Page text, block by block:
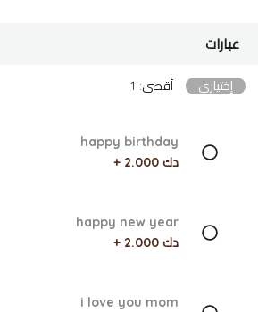
عبارات
إختياري أقصى: 1
happy birthday
دك 2.000 +
happy new year
دك 2.000 +
i love you mom